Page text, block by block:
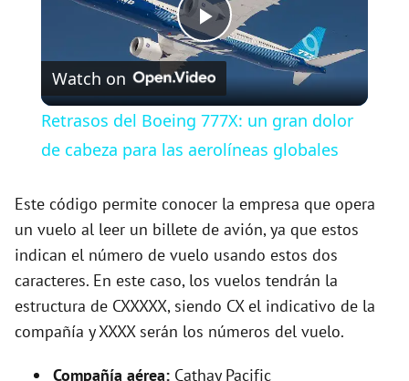
P
l
a
y
V
i
d
Watch on
Retrasos del Boeing 777X: un gran dolor
de cabeza para las aerolíneas globales
Este código permite conocer la empresa que opera
un vuelo al leer un billete de avión, ya que estos
indican el número de vuelo usando estos dos
caracteres. En este caso, los vuelos tendrán la
estructura de CXXXXX, siendo CX el indicativo de la
compañía y XXXX serán los números del vuelo.
Compañía aérea: Cathay Pacific